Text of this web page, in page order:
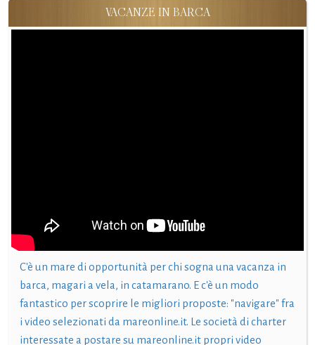
VACANZE IN BARCA
C'è un mare di opportunità per chi sogna una vacanza in
barca, magari a vela, in catamarano. E c'è un modo
fantastico per scoprire le migliori proposte: "navigare" fra
i video selezionati da mareonline.it. Le società di charter
interessate a postare su mareonline.it propri video